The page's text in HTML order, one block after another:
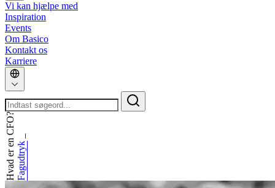
Vi kan hjælpe med
Inspiration
Events
Om Basico
Kontakt os
Karriere
Fagudtryk
_
Hvad er en CFO?